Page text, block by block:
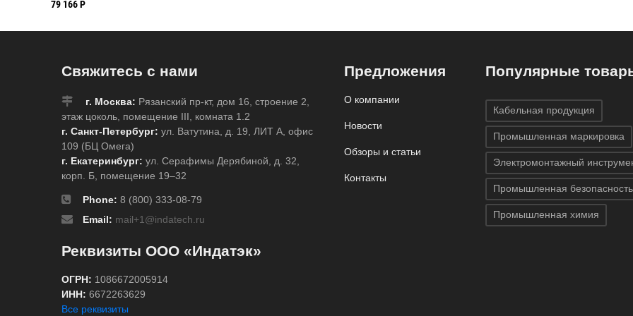
79 166 Р
Свяжитесь с нами
г. Москва: Рязанский пр-кт, дом 16, строение 2,
этаж цоколь, помещение III, комната 1.2
г. Санкт-Петербург: ул. Ватутина, д. 19, ЛИТ А, офис
109 (БЦ Омега)
г. Екатеринбург: ул. Серафимы Дерябиной, д. 32,
корп. Б, помещение 19–32
Phone: 8 (800) 333-08-79
Email: mail+1@indatech.ru
Реквизиты ООО «Индатэк»
ОГРН: 1086672005914
ИНН: 6672263629
Все реквизиты
Предложения
О компании
Новости
Обзоры и статьи
Контакты
Популярные
Кабельная продукция
Промышленная маркировка
Электромонтажный
Промышленная безопасность
Промышленная химия